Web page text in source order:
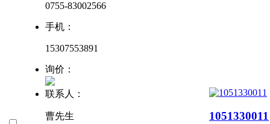
0755-83002566
手机：
15307553891
询价：
联系人：
曹先生 1051330011